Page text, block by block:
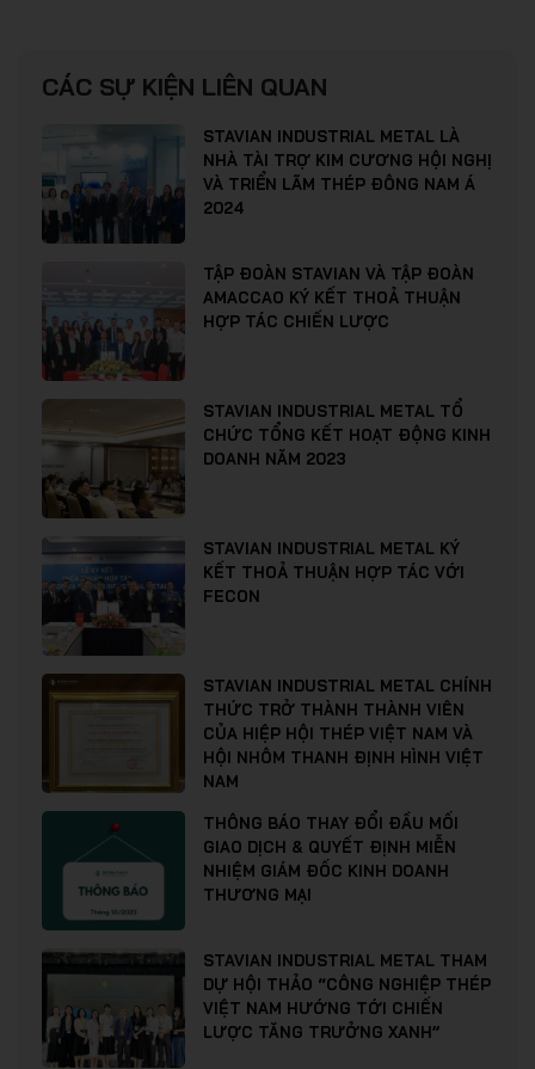
CÁC SỰ KIỆN LIÊN QUAN
STAVIAN INDUSTRIAL METAL LÀ
NHÀ TÀI TRỢ KIM CƯƠNG HỘI NGHỊ
VÀ TRIỂN LÃM THÉP ĐÔNG NAM Á
2024
TẬP ĐOÀN STAVIAN VÀ TẬP ĐOÀN
AMACCAO KÝ KẾT THOẢ THUẬN
HỢP TÁC CHIẾN LƯỢC
STAVIAN INDUSTRIAL METAL TỔ
CHỨC TỔNG KẾT HOẠT ĐỘNG KINH
DOANH NĂM 2023
STAVIAN INDUSTRIAL METAL KÝ
KẾT THOẢ THUẬN HỢP TÁC VỚI
FECON
STAVIAN INDUSTRIAL METAL CHÍNH
THỨC TRỞ THÀNH THÀNH VIÊN
CỦA HIỆP HỘI THÉP VIỆT NAM VÀ
HỘI NHÔM THANH ĐỊNH HÌNH VIỆT
NAM
THÔNG BÁO THAY ĐỔI ĐẦU MỐI
GIAO DỊCH & QUYẾT ĐỊNH MIỄN
NHIỆM GIÁM ĐỐC KINH DOANH
THƯƠNG MẠI
STAVIAN INDUSTRIAL METAL THAM
DỰ HỘI THẢO “CÔNG NGHIỆP THÉP
VIỆT NAM HƯỚNG TỚI CHIẾN
LƯỢC TĂNG TRƯỞNG XANH”